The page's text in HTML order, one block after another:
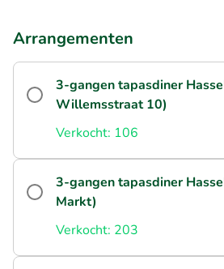
Arrangementen
3-gangen tapasdiner
Willemsstraat 10)
Verkocht: 106
3-gangen tapasdiner
Markt)
Verkocht: 203